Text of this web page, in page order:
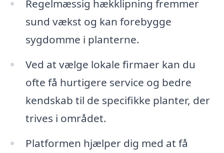
Regelmæssig hækklipning fremmer
sund vækst og kan forebygge
sygdomme i planterne.
Ved at vælge lokale firmaer kan du
ofte få hurtigere service og bedre
kendskab til de specifikke planter, der
trives i området.
Platformen hjælper dig med at få